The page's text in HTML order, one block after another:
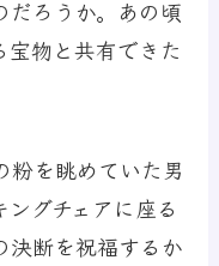
だろうか。あの頃
物と共有できた
粉を眺めていた男
グチェアに座る
決断を祝福するか